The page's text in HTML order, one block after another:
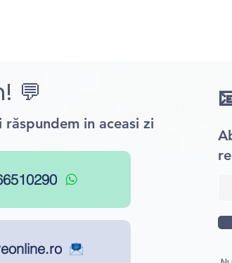
💬
in aceasi zi